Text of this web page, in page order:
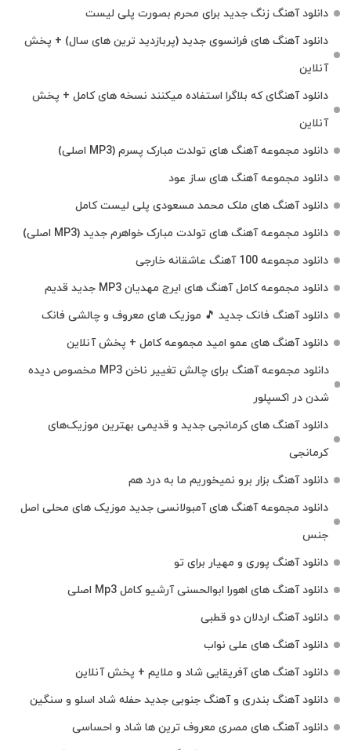
دانلود آهنگ زنگ جدید برای محرم بصورت پلی لیست
دانلود آهنگ های فرانسوی جدید (پربازدید ترین های سال) + پخش
آنلاین
دانلود آهنگای که بلاگرا استفاده میکنند نسخه های کامل + پخش
آنلاین
دانلود مجموعه آهنگ های تولدت مبارک پسرم (MP3 اصلی)
دانلود مجموعه آهنگ های ساز عود
دانلود آهنگ های ملک‌ محمد مسعودی پلی لیست کامل
دانلود مجموعه آهنگ های تولدت مبارک خواهرم جدید (MP3 اصلی)
دانلود مجموعه 100 آهنگ عاشقانه خارجی
دانلود مجموعه کامل آهنگ های ایرج مهدیان MP3 جدید قدیم
دانلود آهنگ فانک جدید 🎵 موزیک‌ های معروف و چالشی فانک
دانلود آهنگ های عمو امید مجموعه کامل + پخش آنلاین
دانلود مجموعه آهنگ برای چالش تغییر ناخن MP3 مخصوص دیده
شدن در اکسپلور
دانلود آهنگ‌ های کرمانجی جدید و قدیمی بهترین موزیک‌های
کرمانجی
دانلود آهنگ بزار برو نمیخوریم ما به درد هم
دانلود مجموعه آهنگ های آمبولانسی جدید موزیک های محلی اصل
جنس
دانلود آهنگ پوری و مهیار برای تو
دانلود آهنگ های اهورا ابوالحسنی آرشیو کامل Mp3 اصلی
دانلود آهنگ اردلان دو قطبی
دانلود آهنگ های علی نواب
دانلود آهنگ های آفریقایی شاد و ملایم + پخش آنلاین
دانلود آهنگ بندری و آهنگ جنوبی جدید حفله شاد اسلو و سنگین
دانلود آهنگ های مصری معروف ترین ها شاد و احساسی